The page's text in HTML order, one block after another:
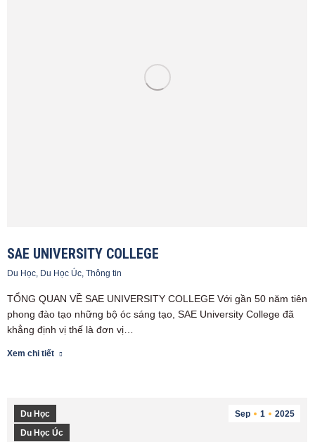
SAE UNIVERSITY COLLEGE
Du Học, Du Học Úc, Thông tin
TỔNG QUAN VỀ SAE UNIVERSITY COLLEGE Với gần 50 năm tiên
phong đào tạo những bộ óc sáng tạo, SAE University College đã
khẳng định vị thế là đơn vị…
Xem chi tiết
Sep 1 2025
Du Học
Du Học Úc